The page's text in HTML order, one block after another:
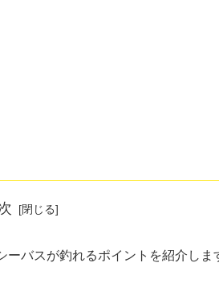
ーバスが釣れるポイントを紹介しま